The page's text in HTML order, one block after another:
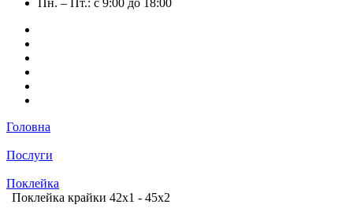
Пн. – Пт.: с 9:00 до 18:00
Головна
Послуги
Поклейка
Поклейка крайки 42х1 ‐ 45х2